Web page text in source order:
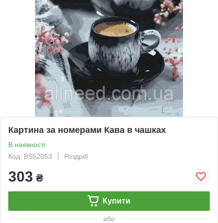
Картина за номерами Кава в чашках
В наявності
Код: BS52053
Роздріб
303 ₴
Купити
або